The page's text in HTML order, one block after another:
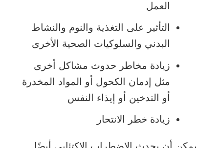
العمل
التأثير على التغذية والنوم والنشاط
البدني والسلوكيات الصحية الأخرى
زيادة مخاطر حدوث مشاكل أخرى
مثل إدمان الكحول أو المواد المخدرة
أو التدخين أو إيذاء النفس
زيادة خطر الانتحار